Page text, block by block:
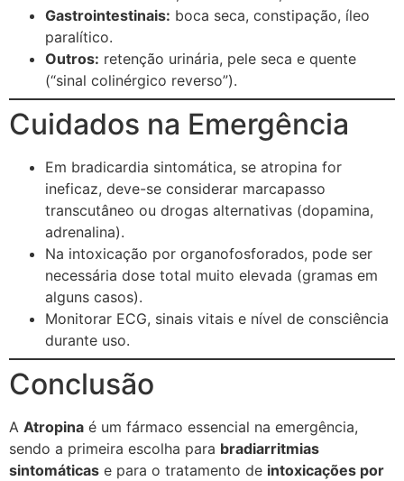
Gastrointestinais: boca seca, constipação, íleo
paralítico.
Outros: retenção urinária, pele seca e quente
(“sinal colinérgico reverso”).
Cuidados na Emergência
Em bradicardia sintomática, se atropina for
ineficaz, deve-se considerar marcapasso
transcutâneo ou drogas alternativas (dopamina,
adrenalina).
Na intoxicação por organofosforados, pode ser
necessária dose total muito elevada (gramas em
alguns casos).
Monitorar ECG, sinais vitais e nível de consciência
durante uso.
Conclusão
A Atropina é um fármaco essencial na emergência,
sendo a primeira escolha para bradiarritmias
sintomáticas e para o tratamento de intoxicações por